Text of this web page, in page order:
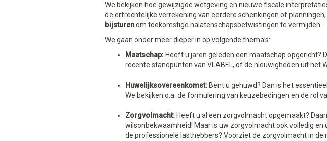
We bekijken hoe gewijzigde wetgeving en nieuwe fiscale
de erfrechtelijke verrekening van eerdere schenkingen of
bijsturenom toekomstige nalatenschapsbetwistingen te vermijden.
We gaan onder meer dieper in op volgende thema’s:
Maatschap: Heeft u jaren geleden een maatschap opgericht?
recente standpunten van VLABEL, of de nieuwigheden uit het
Huwelijksovereenkomst: Bent u gehuwd? Dan is het
We bekijken o.a. de formulering van keuzebedingen en de rol
Zorgvolmacht: Heeft u al een zorgvolmacht opgemaakt?
wilsonbekwaamheid! Maar is uw zorgvolmacht ook volledig
de professionele lasthebbers? Voorziet de zorgvolmacht in de